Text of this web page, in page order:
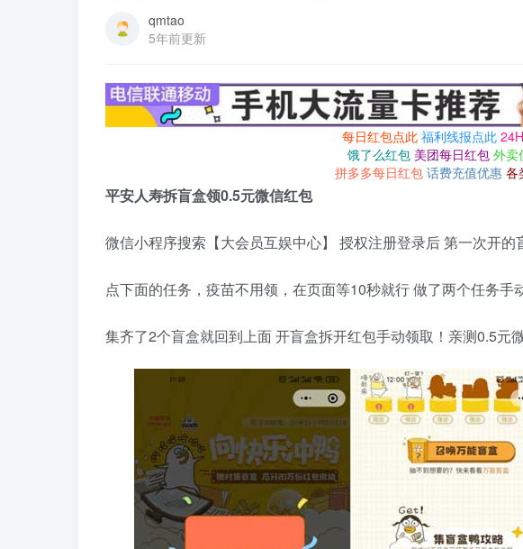
qmtao
5年前更新
每日红包点此 福利线报点此
饿了么红包 美团每日红包 外卖
拼多多每日红包 话费充值优惠 各
平安人寿拆盲盒领0.5元微信红包
微信小程序搜索【大会员互娱中心】 授权注册登录后 第一次开的
点下面的任务，疫苗不用领，在页面等10秒就行 做了两个任务手
集齐了2个盲盒就回到上面 开盲盒拆开红包手动领取！亲测0.5元